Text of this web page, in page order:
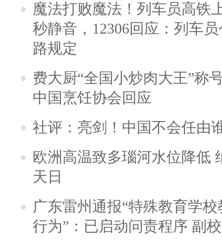
魔法打败魔法！列车员高铁
秒静音，12306回应：列车
路规定
费大厨“全国小炒肉大王”称
中国烹饪协会回应
社评：亮剑！中国不会任由
欧洲高温致多瑙河水位降低
天日
广东雷州通报“特殊教育学
行为”：已启动问责程序 副